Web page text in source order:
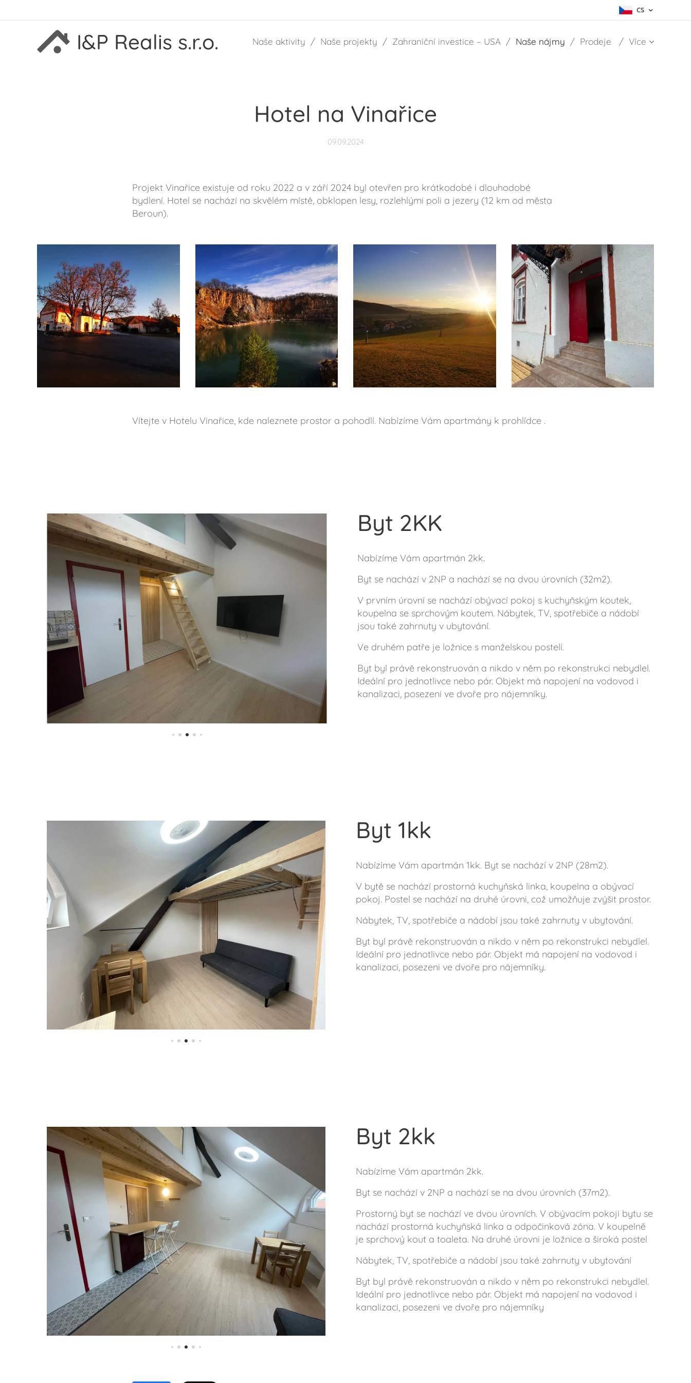
CS
I&P Realis s.r.o. Naše aktivity Naše projekty Zahraniční investice – USA Naše nájmy Prodeje Více
Hotel na Vinařice
09.09.2024
Projekt Vinařice existuje od roku 2022 a v září 2024 byl otevřen pro krátkodobé i dlouhodobé
bydlení. Hotel se nachází na skvělém místě, obklopen lesy, rozlehlými poli a jezery (12 km od města
Beroun).
Vítejte v Hotelu Vinařice, kde naleznete prostor a pohodlí. Nabízíme Vám apartmány k prohlídce .
Byt 2KK
Nabízíme Vám apartmán 2kk.
Byt se nachází v 2NP a nachází se na dvou úrovních (32m2).
V prvním úrovní se nachází obývací pokoj s kuchyňským koutek,
koupelna se sprchovým koutem. Nábytek, TV, spotřebiče a nádobí
jsou také zahrnuty v ubytování.
Ve druhém patře je ložnice s manželskou postelí.
Byt byl právě rekonstruován a nikdo v něm po rekonstrukci nebydlel.
Ideální pro jednotlivce nebo pár. Objekt má napojení na vodovod i
kanalizaci, posezeni ve dvoře pro nájemníky.
Byt 1kk
Nabízíme Vám apartmán 1kk. Byt se nachází v 2NP (28m2).
V bytě se nachází prostorná kuchyňská linka, koupelna a obývací
pokoj. Postel se nachází na druhé úrovni, což umožňuje zvýšit prostor.
Nábytek, TV, spotřebiče a nádobí jsou také zahrnuty v ubytování.
Byt byl právě rekonstruován a nikdo v něm po rekonstrukci nebydlel.
Ideální pro jednotlivce nebo pár. Objekt má napojení na vodovod i
kanalizaci, posezeni ve dvoře pro nájemníky.
Byt 2kk
Nabízíme Vám apartmán 2kk.
Byt se nachází v 2NP a nachází se na dvou úrovních (37m2).
Prostorný byt se nachází ve dvou úrovních. V obývacím pokoji bytu se
nachází prostorná kuchyňská linka a odpočinková zóna. V koupelně
je sprchový kout a toaleta. Na druhé úrovni je ložnice a široká postel
Nábytek, TV, spotřebiče a nádobí jsou také zahrnuty v ubytování
Byt byl právě rekonstruován a nikdo v něm po rekonstrukci nebydlel.
Ideální pro jednotlivce nebo pár. Objekt má napojení na vodovod i
kanalizaci, posezeni ve dvoře pro nájemníky